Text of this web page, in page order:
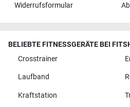
Widerrufsformular
BELIEBTE FITNESSGERÄTE BEI
Crosstrainer
Laufband
Kraftstation